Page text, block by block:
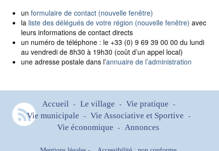
un formulaire de contact (nouvelle fenêtre)
la liste des délégués de votre région (nouvelle fenêtre) avec
leurs informations de contact directs
un numéro de téléphone : le +33 (0) 9 69 39 00 00 du lundi
au vendredi de 8h30 à 19h30 (coût d’un appel local)
une adresse postale dans l’annuaire de l’administration
Accueil - Le village - Vie pratique -
Vie municipale - Vie Associative et Sportive -
Vie économique - Annonces